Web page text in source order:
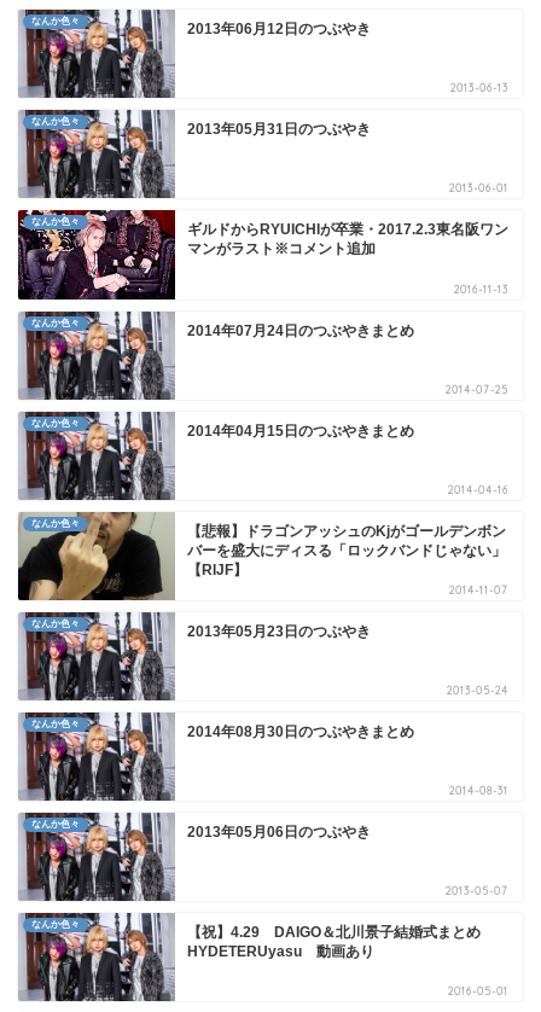
なんか色々 2013年06月12日のつぶやき
2013-06-13
なんか色々 2013年05月31日のつぶやき
2013-06-01
なんか色々
ギルドからRYUICHIが卒業・2017.2.3東名阪ワン
マンがラスト※コメント追加
2016-11-13
なんか色々 2014年07月24日のつぶやきまとめ
2014-07-25
なんか色々 2014年04月15日のつぶやきまとめ
2014-04-16
なんか色々
【悲報】ドラゴンアッシュのKjがゴールデンボン
バーを盛大にディスる「ロックバンドじゃない」
【RIJF】
2014-11-07
なんか色々 2013年05月23日のつぶやき
2013-05-24
なんか色々 2014年08月30日のつぶやきまとめ
2014-08-31
なんか色々 2013年05月06日のつぶやき
2013-05-07
なんか色々
【祝】4.29 DAIGO＆北川景子結婚式まとめ
HYDETERUyasu 動画あり
2016-05-01